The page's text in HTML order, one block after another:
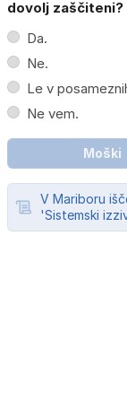
dovolj zaščiteni?
Da.
Ne.
Le v
Ne vem.
Moški
V Mariboru
'Sistemski